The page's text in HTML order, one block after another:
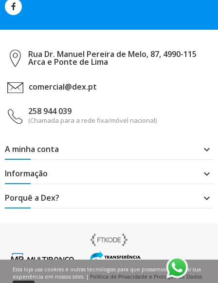
Rua Dr. Manuel Pereira de Melo, 87, 4990-115
Arca e Ponte de Lima
comercial@dex.pt
258 944 039
(Chamada para a rede fixa/móvel nacional)
A minha conta 
Informação 
Porquê a Dex? 
Esta loja usa cookies e outras tecnologias para que possamos melhorar sua
experiência em nossos sites. | Política de Privacidade e Proteção de Dados